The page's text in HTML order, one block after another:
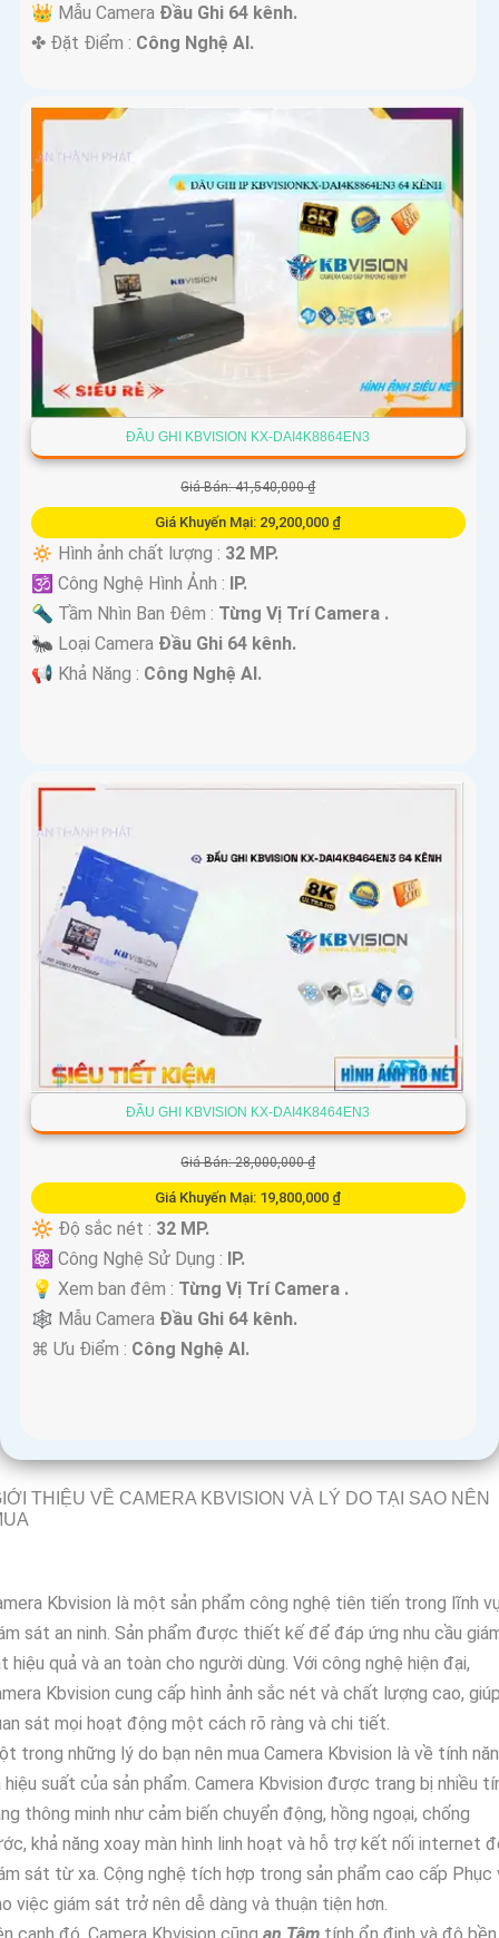
👑 Mẫu Camera Đầu Ghi 64 kênh.
️✤ Đặt Điểm : Công Nghệ AI.
ĐẦU GHI KBVISION KX-DAI4K8864EN3
Giá Bán: 41,540,000 ₫
Giá Khuyến Mại: 29,200,000 ₫
🔅 Hình ảnh chất lượng : 32 MP.
🕉️ Công Nghệ Hình Ảnh :
IP.
🔦 Tầm Nhìn Ban Đêm : Từng Vị Trí Camera .
🐜 Loại Camera Đầu Ghi 64 kênh.
️📢 Khả Năng : Công Nghệ AI.
ĐẦU GHI KBVISION KX-DAI4K8464EN3
Giá Bán: 28,000,000 ₫
Giá Khuyến Mại: 19,800,000 ₫
🔆 Độ sắc nét : 32 MP.
⚛️ Công Nghệ Sử Dụng :
IP.
💡 Xem ban đêm : Từng Vị Trí Camera .
🕸️ Mẫu Camera Đầu Ghi 64 kênh.
️⌘ Ưu Điểm : Công Nghệ AI.
THIỆU VỀ CAMERA KBVISION VÀ LÝ DO TẠI SAO NÊN
Kbvision là một sản phẩm công nghệ tiên tiến trong lĩnh
sát an ninh. Sản phẩm được thiết kế để đáp ứng nhu cầu
hiệu quả và an toàn cho người dùng. Với công nghệ hiện đại,
Kbvision cung cấp hình ảnh sắc nét và chất lượng cao,
sát mọi hoạt động một cách rõ ràng và chi tiết.
trong những lý do bạn nên mua Camera Kbvision là về tính
hiệu suất của sản phẩm. Camera Kbvision được trang bị nhiều
thông minh như cảm biến chuyển động, hồng ngoại, chống
khả năng xoay màn hình linh hoạt và hỗ trợ kết nối internet
sát từ xa. Cộng nghệ tích hợp trong sản phẩm cao cấp Phục
việc giám sát trở nên dễ dàng và thuận tiện hơn.